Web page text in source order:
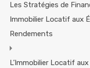
Les Stratégies de
Immobilier Locatif aux
Rendements
L’Immobilier Locatif